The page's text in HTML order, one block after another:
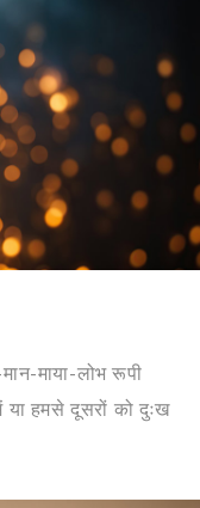
माया-लोभ रूपी
हमसे दूसरों को दुःख